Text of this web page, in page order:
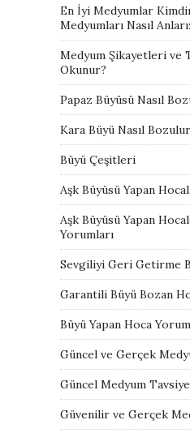
En İyi Medyumlar
Medyumları Nasıl
Medyum Şikayetleri ve
Okunur?
Papaz Büyüsü Nasıl
Kara Büyü Nasıl
Büyü Çeşitleri
Aşk Büyüsü Yapan
Aşk Büyüsü Yapan
Yorumları
Sevgiliyi Geri Getirme
Garantili Büyü Bozan
Büyü Yapan Hoca
Güncel ve Gerçek
Güncel Medyum
Güvenilir ve Gerçek